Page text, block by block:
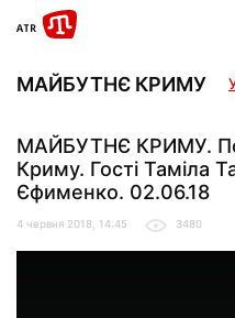
МАЙБУТНЄ КРИМУ
МАЙБУТНЄ КРИМУ.
Криму. Гості Таміла
Єфименко. 02.06.18
4 червня 2018, 14:45 3480